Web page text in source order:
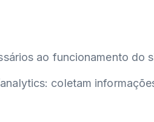
ao funcionamento do
coletam